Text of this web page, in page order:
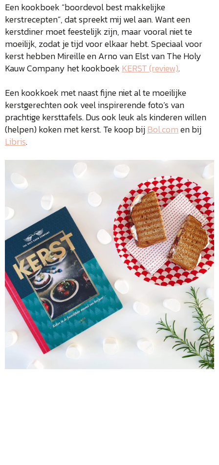
Een kookboek “boordevol best makkelijke
kerstrecepten”, dat spreekt mij wel aan. Want een
kerstdiner moet feestelijk zijn, maar vooral niet te
moeilijk, zodat je tijd voor elkaar hebt. Speciaal voor
kerst hebben Mireille en Arno van Elst van The Holy
Kauw Company het kookboek KERST (review).
Een kookkoek met naast fijne niet al te moeilijke
kerstgerechten ook veel inspirerende foto’s van
prachtige kersttafels. Dus ook leuk als kinderen willen
(helpen) koken met kerst. Te koop bijBol.comen bij
Libris.